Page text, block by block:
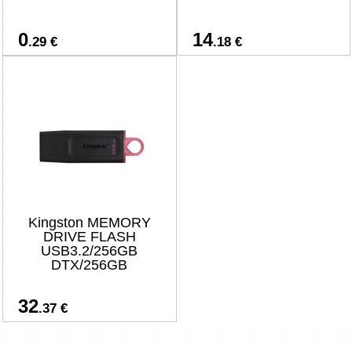
0.29 € 14.18 €
Kingston MEMORY
DRIVE FLASH
USB3.2/256GB
DTX/256GB
32.37 €